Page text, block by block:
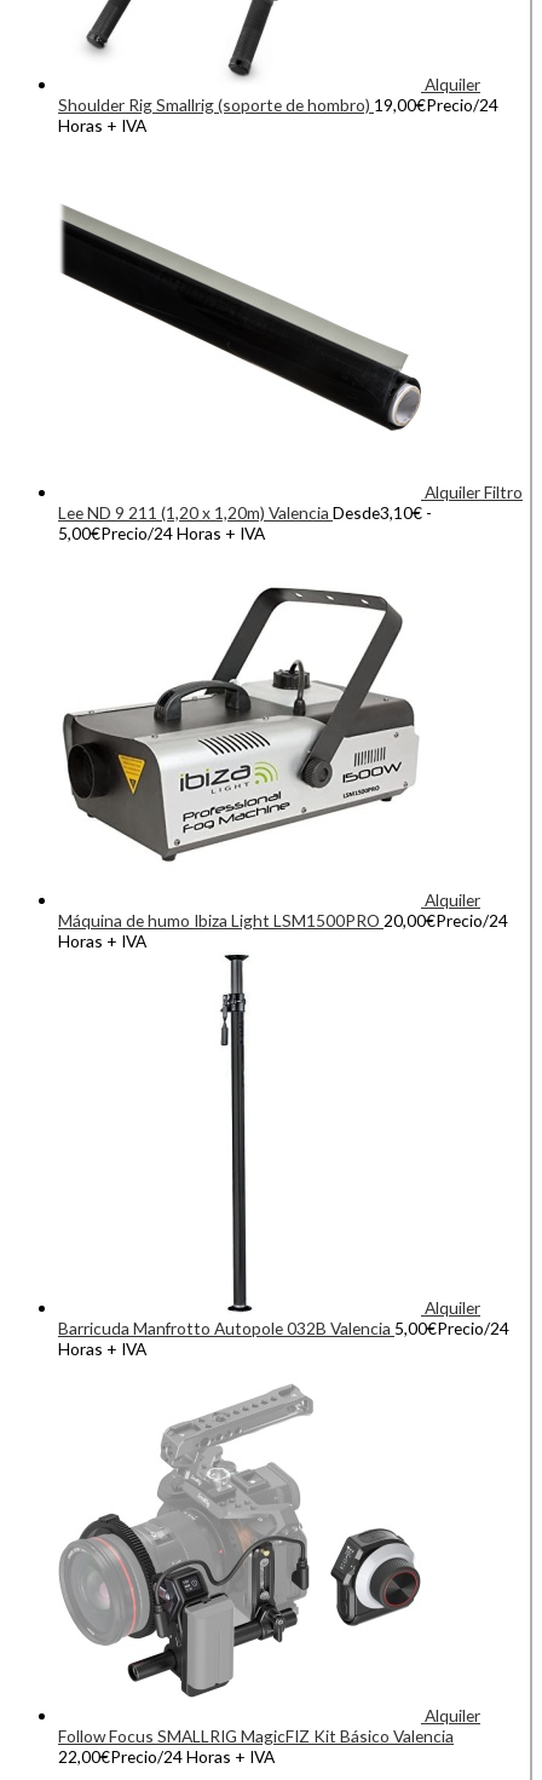
Alquiler
Shoulder Rig Smallrig (soporte de hombro) 19,00€Precio/24
Horas + IVA
Alquiler Filtro
Lee ND 9 211 (1,20 x 1,20m) Valencia Desde3,10€ -
5,00€Precio/24 Horas + IVA
Alquiler
Máquina de humo Ibiza Light LSM1500PRO 20,00€Precio/24
Horas + IVA
Alquiler
Barricuda Manfrotto Autopole 032B Valencia 5,00€Precio/24
Horas + IVA
Alquiler
Follow Focus SMALLRIG MagicFIZ Kit Básico Valencia
22,00€Precio/24 Horas + IVA